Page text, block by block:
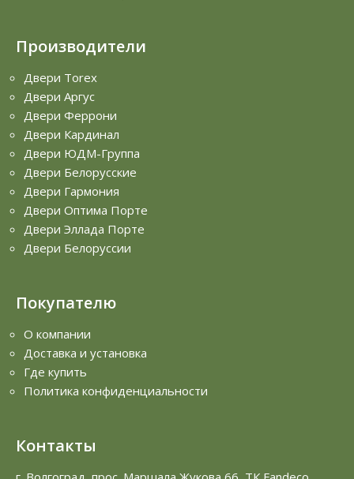
Производители
Двери Torex
Двери Аргус
Двери Феррони
Двери Кардинал
Двери ЮДМ-Группа
Двери Белорусские
Двери Гармония
Двери Оптима Порте
Двери Эллада Порте
Двери Белоруссии
Покупателю
О компании
Доставка и установка
Где купить
Политика конфиденциальности
Контакты